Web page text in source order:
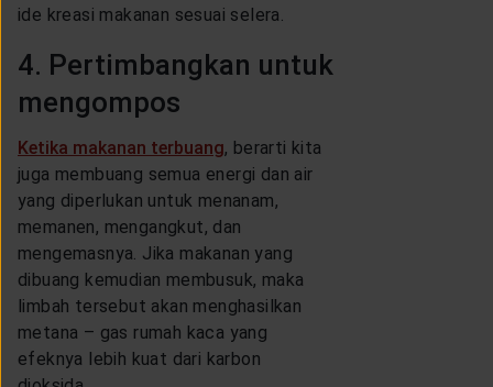
ide kreasi makanan sesuai selera.
4. Pertimbangkan untuk
mengompos
Ketika makanan terbuang, berarti kita
juga membuang semua energi dan air
yang diperlukan untuk menanam,
memanen, mengangkut, dan
mengemasnya. Jika makanan yang
dibuang kemudian membusuk, maka
limbah tersebut akan menghasilkan
metana – gas rumah kaca yang
efeknya lebih kuat dari karbon